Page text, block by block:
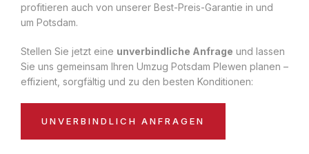
profitieren auch von unserer Best-Preis-Garantie in und
um Potsdam.
Stellen Sie jetzt eine unverbindliche Anfrage und lassen
Sie uns gemeinsam Ihren Umzug Potsdam Plewen planen –
effizient, sorgfältig und zu den besten Konditionen:
UNVERBINDLICH ANFRAGEN